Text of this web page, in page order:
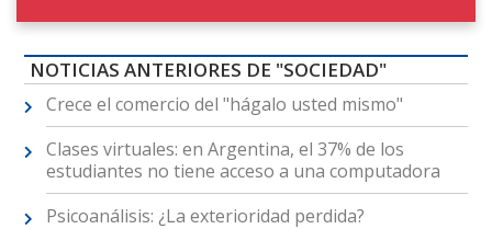
NOTICIAS ANTERIORES DE "SOCIEDAD"
Crece el comercio del "hágalo usted mismo"
Clases virtuales: en Argentina, el 37% de los
estudiantes no tiene acceso a una computadora
Psicoanálisis: ¿La exterioridad perdida?